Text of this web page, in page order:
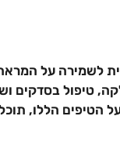
לשמירה על
טיפול בסדקים
הטיפים הללו,